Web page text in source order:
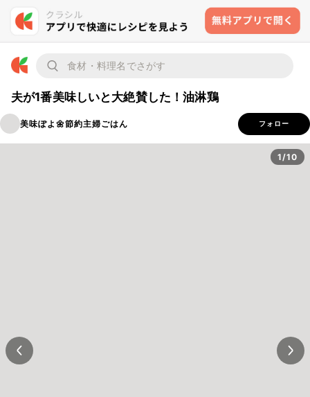
夫が1番美味しいと大絶賛した！油淋鶏
美味ぽよ🌼節約主婦ごはん フォロー
1/10